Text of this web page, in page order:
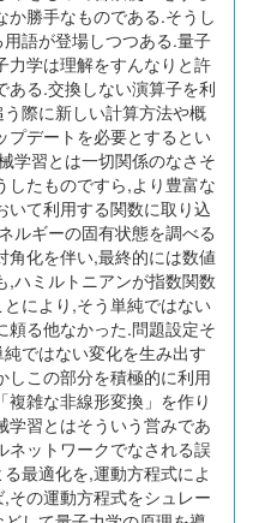
勝手なものである.そうし
語が登場しつつある.量子
力学は理解をすんなりと許
ある.交換しない演算子を利
際に新しい計算方法や概
プデートを必要とするとい
学習とは一切関係のなさそ
したものですら,より豊富な
いて利用する関数に取り込
ルギーの固有状態を調べる
角化を伴い,最終的には数値
,ハミルトニアンが指数関数
により,そう単純ではない
頼る他なかった.問題設定そ
ではない変化を生み出す
しこの部分を積極的に利用
雑な非線形変換」を作り
学習とはそういう営みであ
ネットワークでなされる誤
最適化を,運動方程式によ
その運動方程式をシュレー